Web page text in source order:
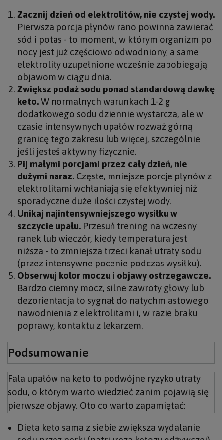
Zacznij dzień od elektrolitów, nie czystej wody.
Pierwsza porcja płynów rano powinna zawierać
sód i potas - to moment, w którym organizm po
nocy jest już częściowo odwodniony, a same
elektrolity uzupełnione wcześnie zapobiegają
objawom w ciągu dnia.
Zwiększ podaż sodu ponad standardową dawkę
keto.W normalnych warunkach 1-2 g
dodatkowego sodu dziennie wystarcza, ale w
czasie intensywnych upałów rozważ górną
granicę tego zakresu lub więcej, szczególnie
jeśli jesteś aktywny fizycznie.
Pij małymi porcjami przez cały dzień, nie
dużymi naraz. Częste, mniejsze porcje płynów z
elektrolitami wchłaniają się efektywniej niż
sporadyczne duże ilości czystej wody.
Unikaj najintensywniejszego wysiłku w
szczycie upału. Przesuń trening na wczesny
ranek lub wieczór, kiedy temperatura jest
niższa - to zmniejsza trzeci kanał utraty sodu
(przez intensywne pocenie podczas wysiłku).
Obserwuj kolor moczu i objawy ostrzegawcze.
Bardzo ciemny mocz, silne zawroty głowy lub
dezorientacja to sygnał do natychmiastowego
nawodnienia z elektrolitami i, w razie braku
poprawy, kontaktu z lekarzem.
Podsumowanie
Fala upałów na keto to podwójne ryzyko utraty
sodu, o którym warto wiedzieć zanim pojawią się
pierwsze objawy. Oto co warto zapamiętać:
Dieta keto sama z siebie zwiększa wydalanie